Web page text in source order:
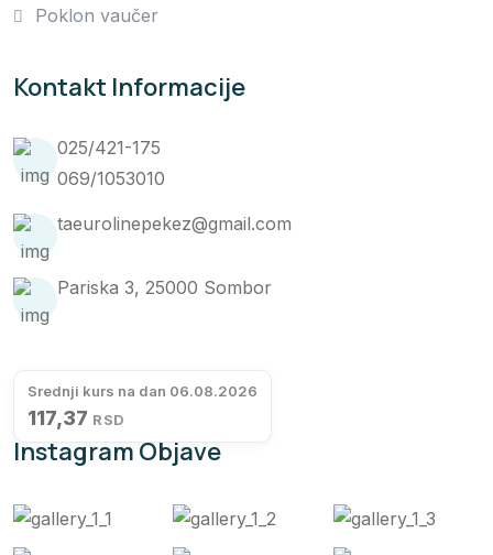
Poklon vaučer
Kontakt Informacije
025/421-175
069/1053010
taeurolinepekez@gmail.com
Pariska 3, 25000 Sombor
Srednji kurs na dan 06.08.2026
117,37 RSD
Instagram Objave